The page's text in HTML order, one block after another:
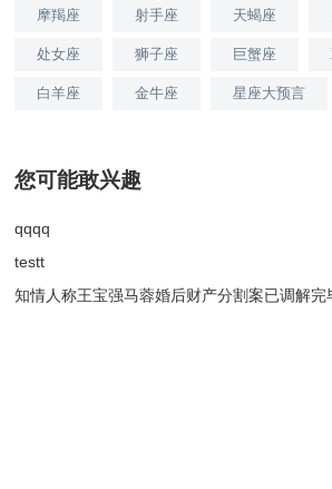
摩羯座 射手座 天蝎座
处女座 狮子座 巨蟹座
白羊座 金牛座 星座大预言
您可能敢兴趣
qqqq
testt
知情人称王宝强马蓉婚后财产分割案已调解完